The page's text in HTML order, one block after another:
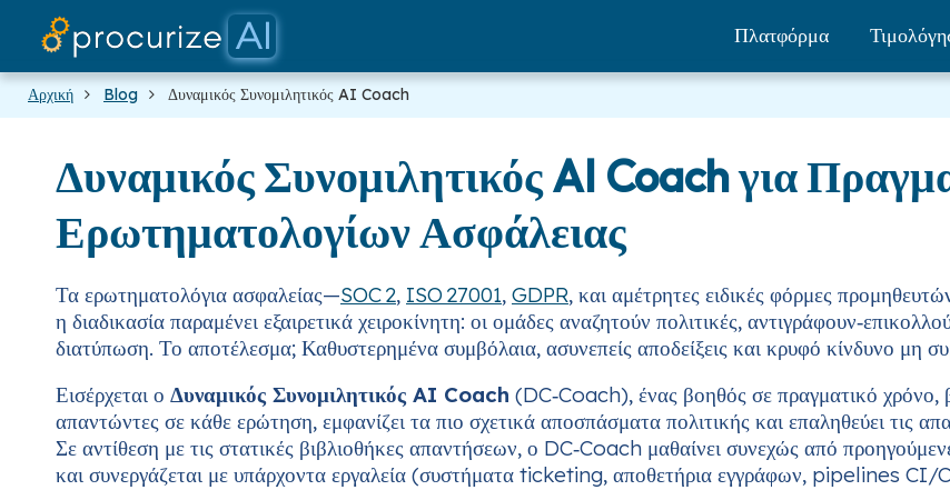
Πλατφόρμα
Αρχική Blog Δυναμικός Συνομιλητικός AI Coach
Δυναμικός Συνομιλητικός AI Coach για
Ερωτηματολογίων Ασφάλειας
Τα ερωτηματολόγια ασφαλείας—SOC 2, ISO 27001, GDPR, και αμέτρητες ειδικές φόρμες
η διαδικασία παραμένει εξαιρετικά χειροκίνητη: οι ομάδες αναζητούν πολιτικές,
διατύπωση. Το αποτέλεσμα; Καθυστερημένα συμβόλαια, ασυνεπείς αποδείξεις και κρυφό κίνδυνο μη
Εισέρχεται ο Δυναμικός Συνομιλητικός AI Coach (DC‑Coach), ένας βοηθός σε πραγματικό χρόνο,
απαντώντες σε κάθε ερώτηση, εμφανίζει τα πιο σχετικά αποσπάσματα πολιτικής και επαληθεύει τις
Σε αντίθεση με τις στατικές βιβλιοθήκες απαντήσεων, ο DC‑Coach μαθαίνει συνεχώς από
και συνεργάζεται με υπάρχοντα εργαλεία (συστήματα ticketing, αποθετήρια εγγράφων, pipelines CI/